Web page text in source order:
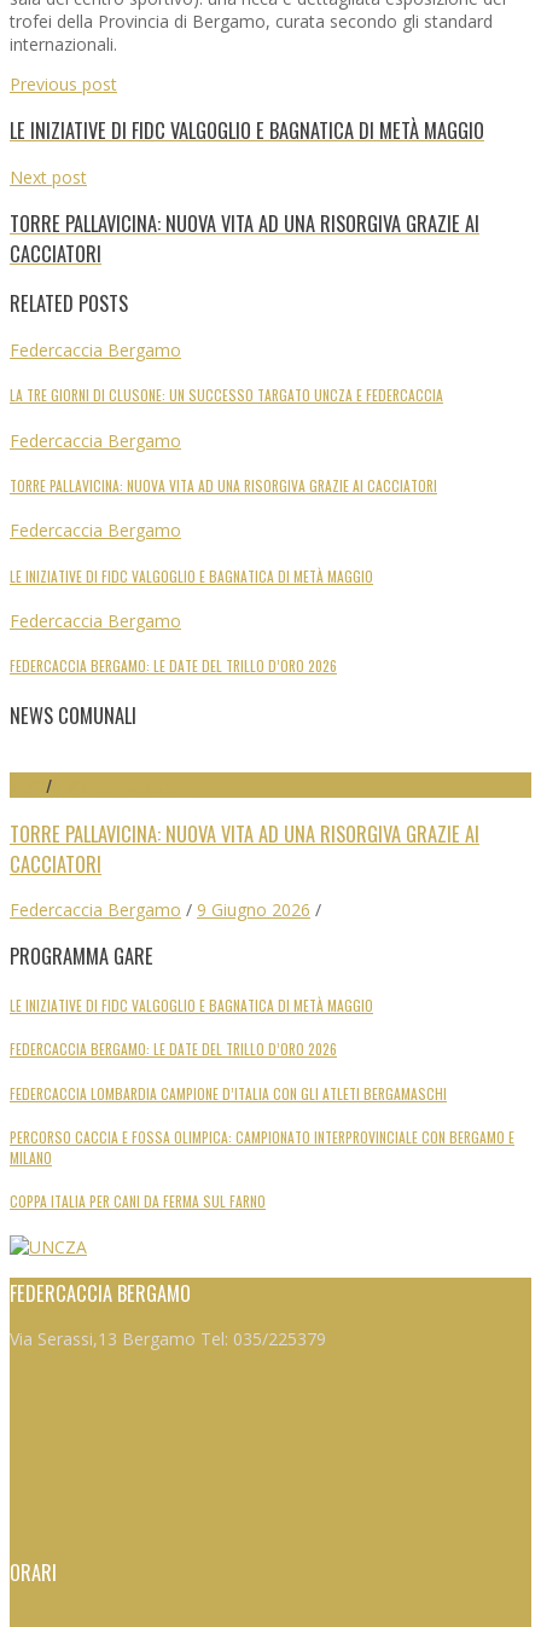
trofei della Provincia di Bergamo, curata secondo gli standard
internazionali.
Previous post
LE INIZIATIVE DI FIDC VALGOGLIO E BAGNATICA DI METÀ MAGGIO
Next post
TORRE PALLAVICINA: NUOVA VITA AD UNA RISORGIVA GRAZIE AI
CACCIATORI
RELATED POSTS
Federcaccia Bergamo
LA TRE GIORNI DI CLUSONE: UN SUCCESSO TARGATO UNCZA E FEDERCACCIA
Federcaccia Bergamo
TORRE PALLAVICINA: NUOVA VITA AD UNA RISORGIVA GRAZIE AI CACCIATORI
Federcaccia Bergamo
LE INIZIATIVE DI FIDC VALGOGLIO E BAGNATICA DI METÀ MAGGIO
Federcaccia Bergamo
FEDERCACCIA BERGAMO: LE DATE DEL TRILLO D’ORO 2026
NEWS COMUNALI
/
TORRE PALLAVICINA: NUOVA VITA AD UNA RISORGIVA GRAZIE AI
CACCIATORI
Federcaccia Bergamo / 9 Giugno 2026 /
PROGRAMMA GARE
LE INIZIATIVE DI FIDC VALGOGLIO E BAGNATICA DI METÀ MAGGIO
FEDERCACCIA BERGAMO: LE DATE DEL TRILLO D’ORO 2026
FEDERCACCIA LOMBARDIA CAMPIONE D’ITALIA CON GLI ATLETI BERGAMASCHI
PERCORSO CACCIA E FOSSA OLIMPICA: CAMPIONATO INTERPROVINCIALE CON BERGAMO E
MILANO
COPPA ITALIA PER CANI DA FERMA SUL FARNO
FEDERCACCIA BERGAMO
Via Serassi,13 Bergamo Tel: 035/225379
ORARI